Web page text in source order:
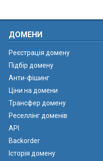
ДОМЕНИ
Реєстрація домену
Підбір домену
Анти-фішинг
Ціни на домени
Трансфер домену
Реселлінг доменів
API
Backorder
Історія домену